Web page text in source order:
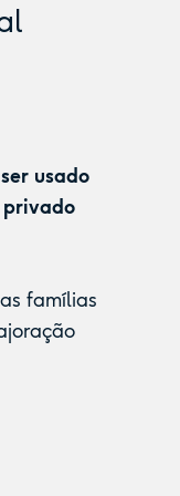
usado
privado
famílias